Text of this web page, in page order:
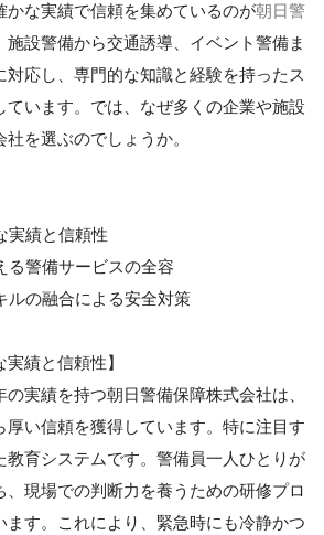
かな実績で信頼を集めているのが朝日警
施設警備から交通誘導、イベント警備ま
対応し、専門的な知識と経験を持ったス
ています。では、なぜ多くの企業や施設
を選ぶのでしょうか。
実績と信頼性
る警備サービスの全容
ルの融合による安全対策
実績と信頼性】
実績を持つ朝日警備保障株式会社は、
厚い信頼を獲得しています。特に注目す
教育システムです。警備員一人ひとりが
、現場での判断力を養うための研修プロ
ます。これにより、緊急時にも冷静かつ